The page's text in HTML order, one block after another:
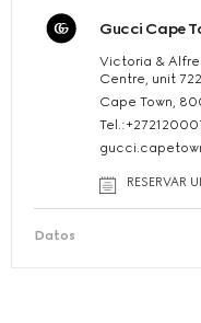
Gucci Cape
Victoria &
Centre, unit
Cape Town,
RESERVAR
Datos